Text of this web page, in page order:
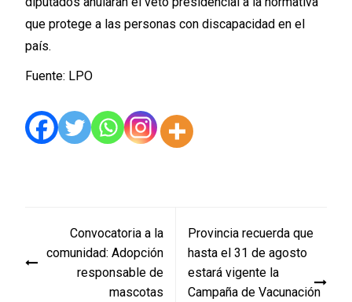
que protege a las personas con discapacidad en el
país.
Fuente: LPO
entradas
Convocatoria a la
comunidad: Adopción
responsable de
mascotas
Provincia recuerda que
hasta el 31 de agosto
estará vigente la
Campaña de Vacunación